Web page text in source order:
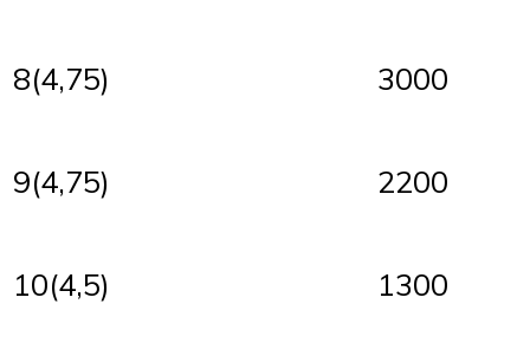
8(4,75) 3000
9(4,75) 2200
10(4,5) 1300